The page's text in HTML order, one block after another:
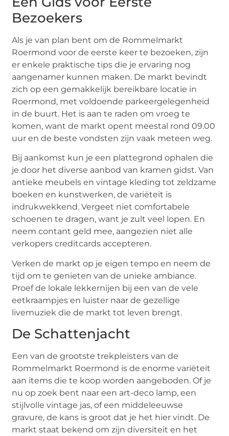
Bezoekers
Als je van plan bent om de Rommelmarkt
Roermond voor de eerste keer te bezoeken, zijn
er enkele praktische tips die je ervaring nog
aangenamer kunnen maken. De markt bevindt
zich op een gemakkelijk bereikbare locatie in
Roermond, met voldoende parkeergelegenheid
in de buurt. Het is aan te raden om vroeg te
komen, want de markt opent meestal rond 09.00
uur en de beste vondsten zijn vaak meteen weg.
Bij aankomst kun je een plattegrond ophalen die
je door het diverse aanbod van kramen gidst. Van
antieke meubels en vintage kleding tot zeldzame
boeken en kunstwerken, de variëteit is
indrukwekkend. Vergeet niet comfortabele
schoenen te dragen, want je zult veel lopen. En
neem contant geld mee, aangezien niet alle
verkopers creditcards accepteren.
Verken de markt op je eigen tempo en neem de
tijd om te genieten van de unieke ambiance.
Proef de lokale lekkernijen bij een van de vele
eetkraampjes en luister naar de gezellige
livemuziek die de markt tot leven brengt.
De Schattenjacht
Een van de grootste trekpleisters van de
Rommelmarkt Roermond is de enorme variëteit
aan items die te koop worden aangeboden. Of je
nu op zoek bent naar een art-deco lamp, een
stijlvolle vintage jas, of een middeleeuwse
gravure, de kans is groot dat je het hier vindt. De
markt staat bekend om zijn diversiteit en het